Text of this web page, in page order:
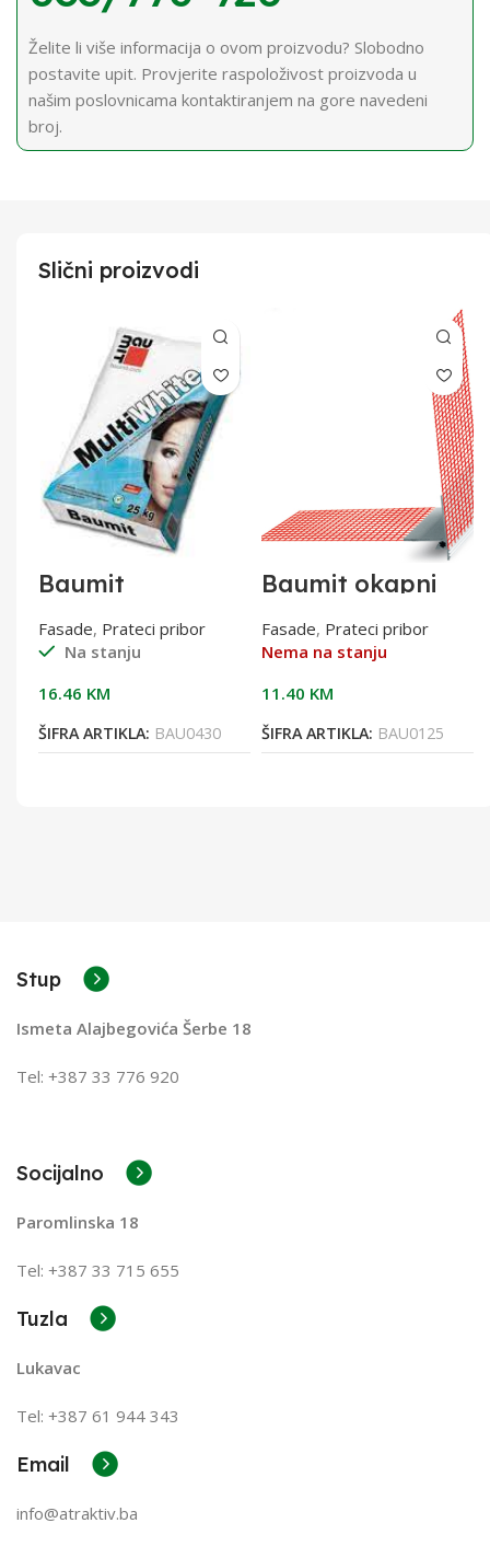
Želite li više informacija o ovom proizvodu? Slobodno
postavite upit. Provjerite raspoloživost proizvoda u
našim poslovnicama kontaktiranjem na gore navedeni
broj.
Slični proizvodi
Baumit
Fasade, Prateci pribor
Na stanju
16.46 KM
ŠIFRA ARTIKLA: BAU0430
Baumit okapni
profil 2m(25kom)
Fasade, Prateci pribor
Nema na stanju
11.40 KM
ŠIFRA ARTIKLA: BAU0125
Stup
Ismeta Alajbegovića Šerbe 18
Tel: +387 33 776 920
Socijalno
Paromlinska 18
Tel: +387 33 715 655
Tuzla
Lukavac
Tel: +387 61 944 343
Email
info@atraktiv.ba